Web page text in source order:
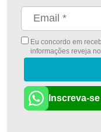
Eu concordo em
informações reveja
Inscreva-se